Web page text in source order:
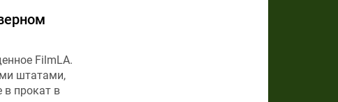
FilmLA.
штатами,
прокат в